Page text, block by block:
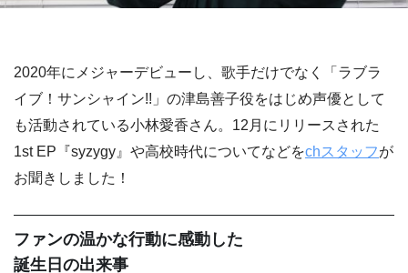
2020年にメジャーデビューし、歌手だけでなく「ラブラ
イブ！サンシャイン!!」の津島善子役をはじめ声優として
も活動されている小林愛香さん。12月にリリースされた
1st EP『syzygy』や高校時代についてなどをchスタッフが
お聞きしました！
ファンの温かな行動に感動した
誕生日の出来事